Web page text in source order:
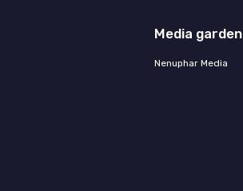
Media garden
Nenuphar Media